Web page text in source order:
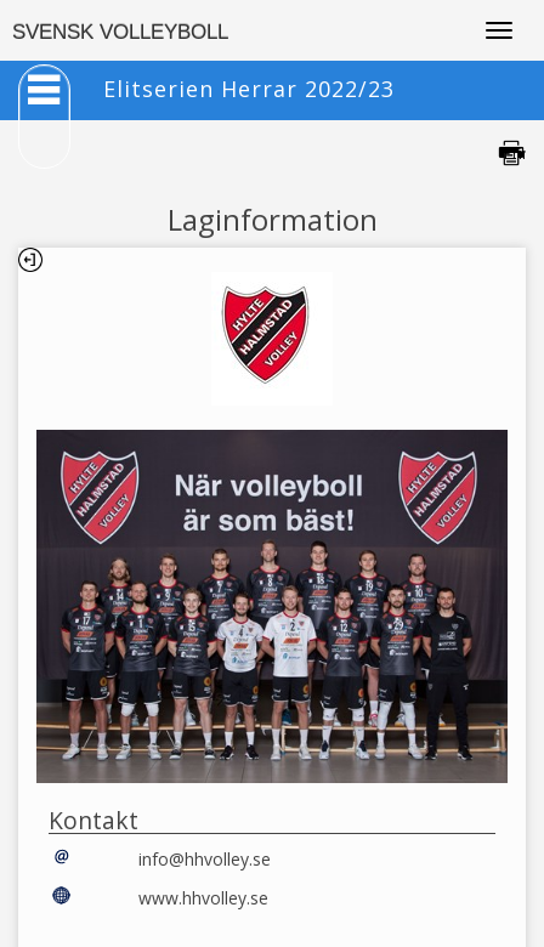
SVENSK VOLLEYBOLL
Elitserien Herrar 2022/23
Laginformation
Kontakt
info@hhvolley.se
www.hhvolley.se